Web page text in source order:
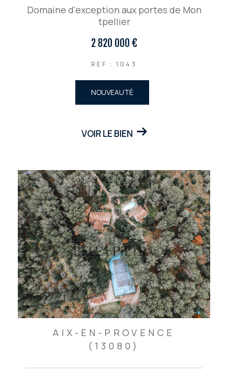
Domaine d'exception aux portes de Mon
tpellier
2 820 000 €
REF : 1043
NOUVEAUTÉ
VOIR LE BIEN
AIX-EN-PROVENCE
(13080)